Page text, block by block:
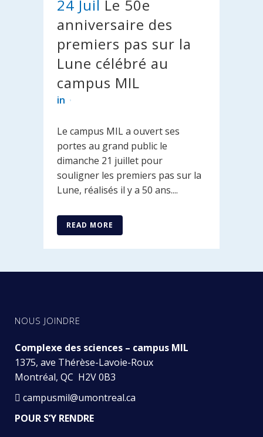
24 Juil Le 50e
anniversaire des
premiers pas sur la
Lune célébré au
campus MIL
in
Le campus MIL a ouvert ses
portes au grand public le
dimanche 21 juillet pour
souligner les premiers pas sur la
Lune, réalisés il y a 50 ans....
READ MORE
NOUS JOINDRE
Complexe des sciences – campus MIL
1375, ave Thérèse-Lavoie-Roux
Montréal, QC H2V 0B3
campusmil@umontreal.ca
POUR S’Y RENDRE